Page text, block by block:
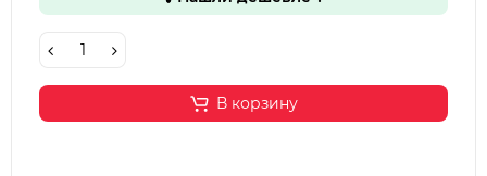
В корзину